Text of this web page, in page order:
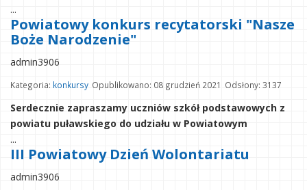
...
Powiatowy konkurs recytatorski "Nasze
Boże Narodzenie"
admin3906
Kategoria: konkursy Opublikowano: 08 grudzień 2021 Odsłony: 3137
Serdecznie zapraszamy uczniów szkół podstawowych z
powiatu puławskiego do udziału w Powiatowym
...
III Powiatowy Dzień Wolontariatu
admin3906